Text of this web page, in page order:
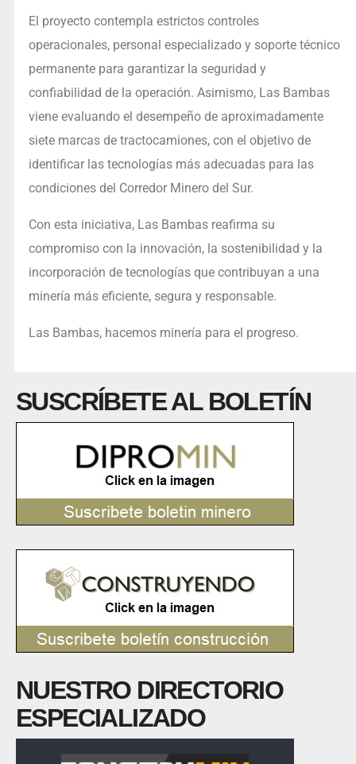
El proyecto contempla estrictos controles
operacionales, personal especializado y soporte técnico
permanente para garantizar la seguridad y
confiabilidad de la operación. Asimismo, Las Bambas
viene evaluando el desempeño de aproximadamente
siete marcas de tractocamiones, con el objetivo de
identificar las tecnologías más adecuadas para las
condiciones del Corredor Minero del Sur.
Con esta iniciativa, Las Bambas reafirma su
compromiso con la innovación, la sostenibilidad y la
incorporación de tecnologías que contribuyan a una
minería más eficiente, segura y responsable.
Las Bambas, hacemos minería para el progreso.
SUSCRÍBETE AL BOLETÍN
NUESTRO DIRECTORIO
ESPECIALIZADO